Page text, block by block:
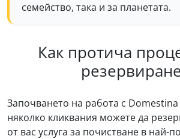
семейство, така и за планетата.
Как протича
Започването на работа с
няколко кликвания можете да
от вас услуга за почистване в най-